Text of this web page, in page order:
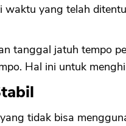
waktu yang telah
tanggal jatuh tempo
Hal ini untuk
tidak bisa